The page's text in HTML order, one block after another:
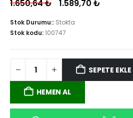
1.650,64₺ 1.589,70₺
Stok Durumu:: Stokta
Stok kodu:100747
SEPETE EKLE
HEMEN AL